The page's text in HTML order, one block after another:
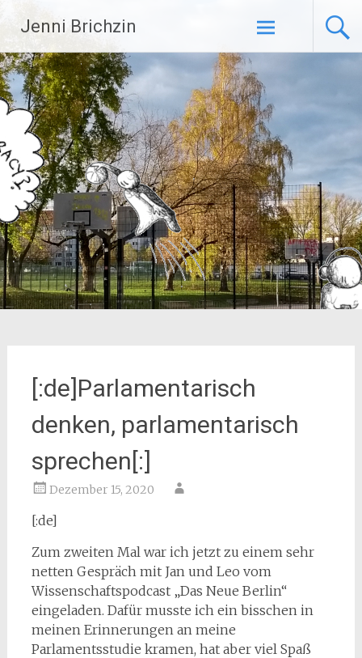
Jenni Brichzin
Zum
Inhalt
springen
[:de]Parlamentarisch
denken, parlamentarisch
sprechen[:]
Dezember 15, 2020
[:de]
Zum zweiten Mal war ich jetzt zu einem sehr
netten Gespräch mit Jan und Leo vom
Wissenschaftspodcast „Das Neue Berlin“
eingeladen. Dafür musste ich ein bisschen in
meinen Erinnerungen an meine
Parlamentsstudie kramen, hat aber viel Spaß